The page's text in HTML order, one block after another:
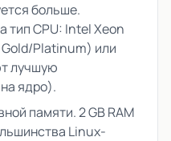
больше.
тип CPU: Intel Xeon
Platinum) или
лучшую
ядро).
памяти. 2 GB RAM
Linux-